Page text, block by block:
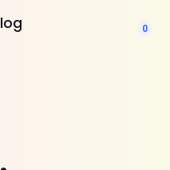
0